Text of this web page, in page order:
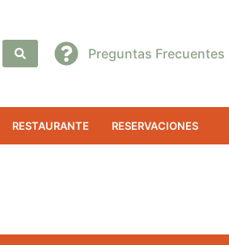
Preguntas Frecuentes
RESTAURANTE RESERVACIONES